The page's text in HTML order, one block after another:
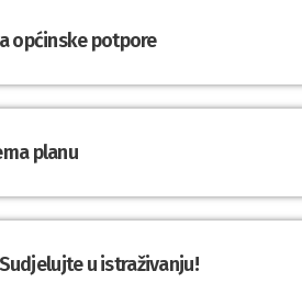
općinske potpore
planu
u istraživanju!